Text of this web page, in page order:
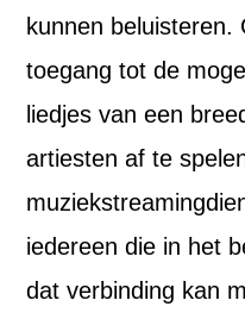
kunnen beluisteren.
toegang tot de
liedjes van een
artiesten af te
iedereen die in het
dat verbinding kan